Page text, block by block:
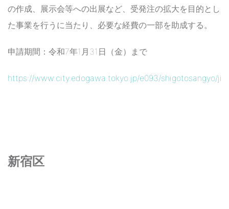
の作成、展示会等への出展など、受発注の拡大を目的とし
た事業を行うに当たり、必要な経費の一部を助成する。
申請期間：令和7年1月31日（金）まで
https://www.city.edogawa.tokyo.jp/e093/shigotosangyo/
新宿区